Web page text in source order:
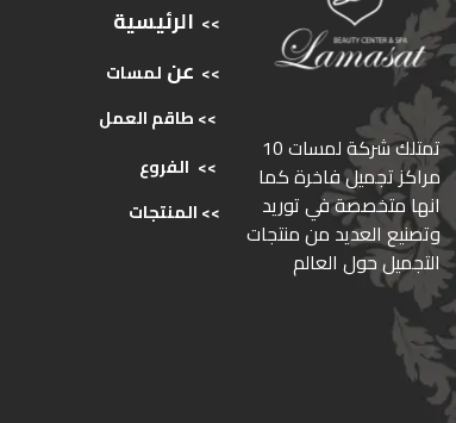
>> الرئيسية
>> عن لمسات
>> طاقمالعمل
>> الفروع
>>المنتجات
ﺗﻤﺘﻠﻚ ﺷﺮﻛﺔ ﻟﻤﺴﺎت 10
ﻣﺮاﻛﺰ ﺗﺠﻤﻴﻞ ﻓﺎﺧﺮة كما
انها ﻣﺘﺨﺼﺼﺔ ﻓﻲ ﺗﻮرﻳﺪ
وﺗﺼﻨﻴﻊ اﻟﻌﺪﻳﺪ ﻣﻦ ﻣﻨﺘﺠﺎت
اﻟﺘﺠﻤﻴﻞ ﺣﻮل اﻟﻌﺎﻟﻢ